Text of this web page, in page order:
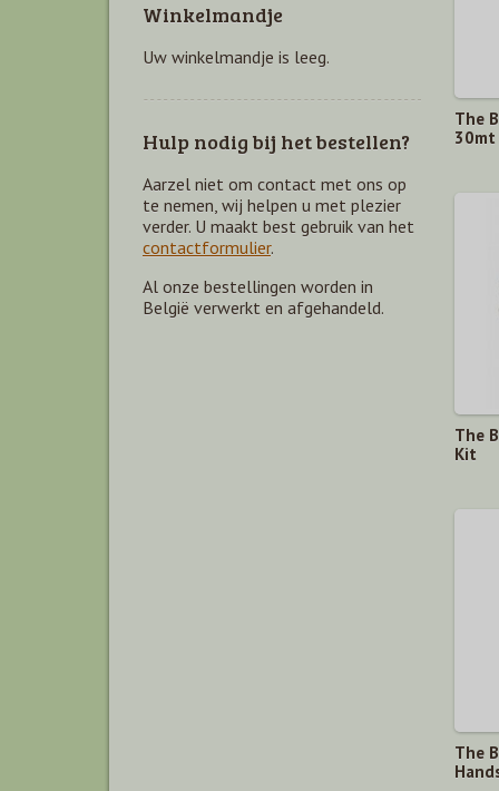
The
30mt
The
Kit
The
Winkelmandje
Uw winkelmandje is leeg.
Hulp nodig bij het bestellen?
Aarzel niet om contact met ons op
te nemen, wij helpen u met plezier
verder. U maakt best gebruik van het
contactformulier.
Al onze bestellingen worden in
België verwerkt en afgehandeld.